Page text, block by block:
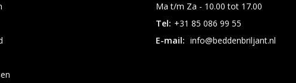
Ma t/m Za - 10.00 tot 17.00
Tel: +31 85 086 99 55
E-mail: info@beddenbriljant.nl